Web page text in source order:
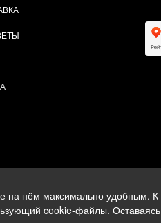
на нём максимально удобным. К
cookie-файлы. Оставаясь